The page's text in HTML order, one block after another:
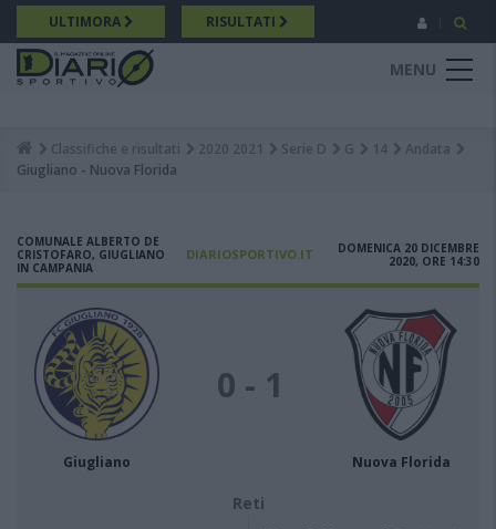
Salta
al
contenuto
principale
ULTIMORA RISULTATI
MENU
Breadcrumb
Classifiche e risultati 2020 2021 Serie D G 14
Andata
Giugliano - Nuova Florida
COMUNALE ALBERTO DE
CRISTOFARO, GIUGLIANO
IN CAMPANIA
DIARIOSPORTIVO.IT
DOMENICA 20 DICEMBRE
2020, ORE 14:30
Giugliano
0 - 1
Nuova Florida
Reti